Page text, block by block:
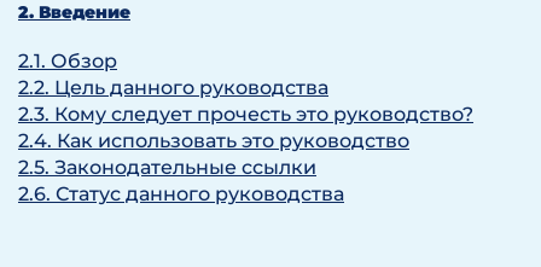
2. Введение
2.1. Обзор
2.2. Цель данного руководства
2.3. Кому следует прочесть это руководство?
2.4. Как использовать это руководство
2.5. Законодательные ссылки
2.6. Статус данного руководства